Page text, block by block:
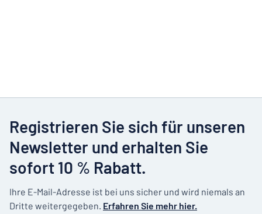
Registrieren Sie sich für unseren
Newsletter und erhalten Sie
sofort 10 % Rabatt.
Ihre E-Mail-Adresse ist bei uns sicher und wird niemals an
Dritte weitergegeben. Erfahren Sie mehr hier.